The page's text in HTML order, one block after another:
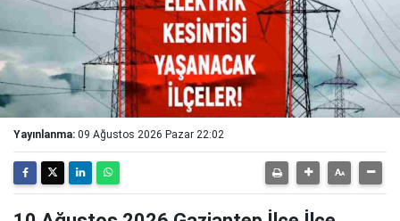
Yayınlanma: 09 Ağustos 2026 Pazar 22:02